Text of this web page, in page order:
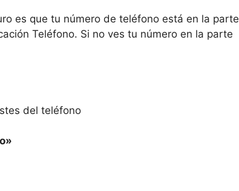
es que tu número de teléfono está en la parte
Teléfono. Si no ves tu número en la parte
del teléfono